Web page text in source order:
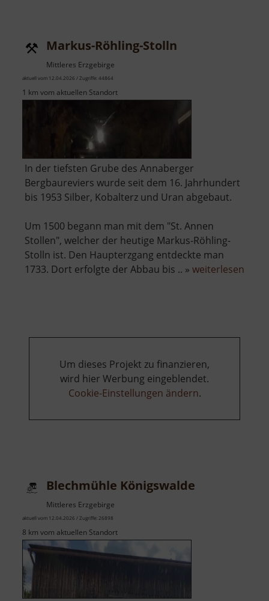
Markus-Röhling-Stolln
Mittleres Erzgebirge
aktuell vom 12.04.2026 / Zugriffe: 44864
1 km vom aktuellen Standort
In der tiefsten Grube des Annaberger
Bergbaureviers wurde seit dem 16. Jahrhundert
bis 1953 Silber, Kobalterz und Uran abgebaut.
Um 1500 begann man mit dem "St. Annen
Stollen", welcher der heutige Markus-Röhling-
Stolln ist. Den Haupterzgang entdeckte man
1733. Dort erfolgte der Abbau bis .. » weiterlesen
Um dieses Projekt zu finanzieren,
wird hier Werbung eingeblendet.
Cookie-Einstellungen ändern.
Blechmühle Königswalde
Mittleres Erzgebirge
aktuell vom 12.04.2026 / Zugriffe: 26898
8 km vom aktuellen Standort